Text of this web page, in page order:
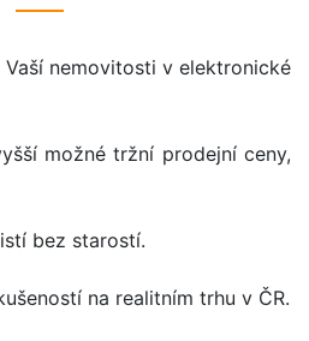
nemovitosti v elektronické
možné tržní prodejní ceny,
bez starostí.
na realitním trhu v ČR.